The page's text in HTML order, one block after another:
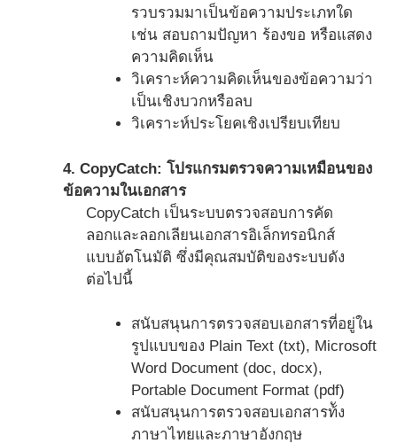
รวบรวมมาเป็นข้อความประเภทใด
เช่น สอบถามปัญหา ร้องขอ หรือแสดง
ความคิดเห็น
วิเคราะห์ความคิดเห็นของข้อความว่า
เป็นเชิงบวกหรือลบ
วิเคราะห์ประโยคเชิงเปรียบเทียบ
4. CopyCatch: โปรแกรมตรวจความเหมือนของ
ข้อความในเอกสาร
CopyCatch เป็นระบบตรวจสอบการคัด
ลอกและลอกเลียนเอกสารอิเล็กทรอนิกส์
แบบอัตโนมัติ ซึ่งมีคุณสมบัติของระบบดัง
ต่อไปนี้
สนับสนุนการตรวจสอบเอกสารที่อยู่ใน
รูปแบบของ Plain Text (txt), Microsoft
Word Document (doc, docx),
Portable Document Format (pdf)
สนับสนุนการตรวจสอบเอกสารท้ัง
ภาษาไทยและภาษาอังกฤษ